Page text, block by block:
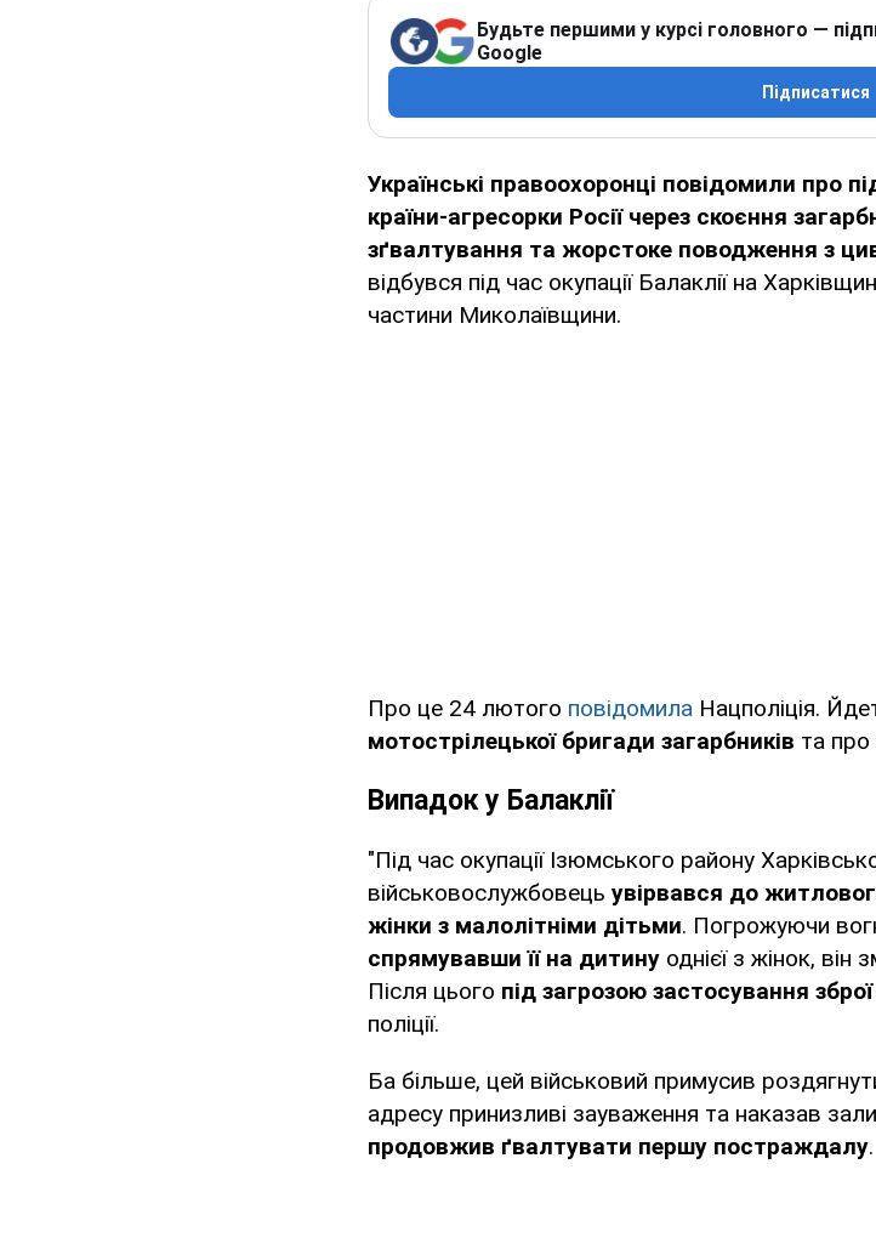
Будьте першими у курсі головного —
Google
Підписатися
Українські правоохоронці повідомили про
країни-агресорки Росії через скоєння
зґвалтування та жорстоке поводження з
відбувся під час окупації Балаклії на
частини Миколаївщини.
Про це 24 лютого повідомила Нацполіція.
мотострілецької бригади загарбників та про
Випадок у Балаклії
"Під час окупації Ізюмського району
військовослужбовець увірвався до
жінки з малолітніми дітьми. Погрожуючи
спрямувавши її на дитину однієї з жінок, він
Після цього під загрозою застосування зброї
поліції.
Ба більше, цей військовий примусив
адресу принизливі зауваження та наказав
продовжив ґвалтувати першу постраждалу.